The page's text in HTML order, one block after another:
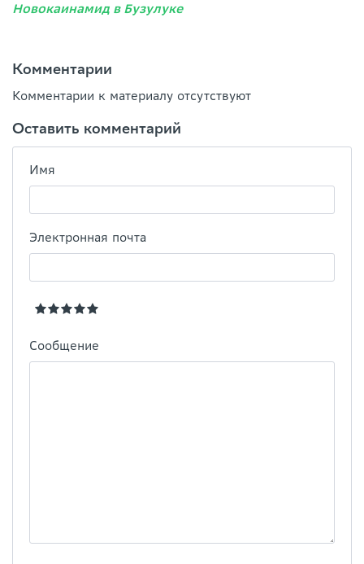
Новокаинамид в Бузулуке
Комментарии
Комментарии к материалу отсутствуют
Оставить комментарий
Имя
Электронная почта
Сообщение